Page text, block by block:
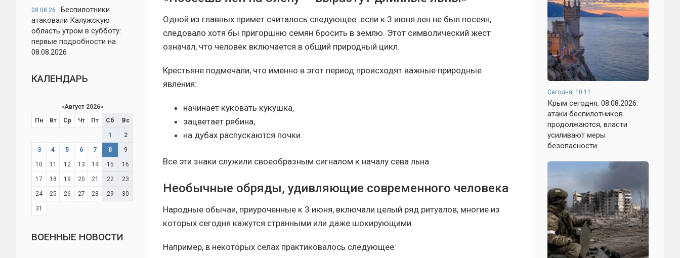
08.08.26
Беспилотники
атаковали Калужскую
область утром в субботу:
первые подробности на
08.08.2026
КАЛЕНДАРЬ
«Август 2026»
Пн
Вт Ср Чт Пт Сб Вс
1 2
3 4 5 6 7 8 9
10 11 12 13 14 15 16
17 18 19 20 21 22 23
24 25 26 27 28 29 30
31
ВОЕННЫЕ НОВОСТИ
Одной из главных примет считалось следующее: если к 3 июня лен не был посеян,
следовало хотя бы пригоршню семян бросить в землю. Этот символический жест
означал, что человек включается в общий природный цикл.
Крестьяне подмечали, что именно в этот период происходят важные природные
явления:
начинает куковать кукушка,
зацветает рябина,
на дубах распускаются почки.
Все эти знаки служили своеобразным сигналом к началу сева льна.
Необычные обряды, удивляющие современного человека
Народные обычаи, приуроченные к 3 июня, включали целый ряд ритуалов, многие из
которых сегодня кажутся странными или даже шокирующими.
Например, в некоторых селах практиковалось следующее:
Сегодня, 10:11
Крым сегодня, 08.08.2026:
атаки беспилотников
продолжаются, власти
усиливают меры
безопасности